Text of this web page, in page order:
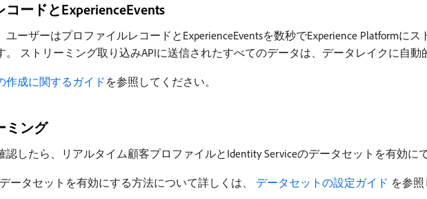
ードとExperienceEvents
ーザーはプロファイルレコードとExperienceEventsを数秒でExperience Platformに
ストリーミング取り込みAPIに送信されたすべてのデータは、データレイクに自動
作成に関するガイド を参照してください。
ミング
したら、リアルタイム顧客プロファイルとIdentity Serviceのデータセットを有効に
ータセットを有効にする方法について詳しくは、 ​ データセットの設定ガイド ​ を参